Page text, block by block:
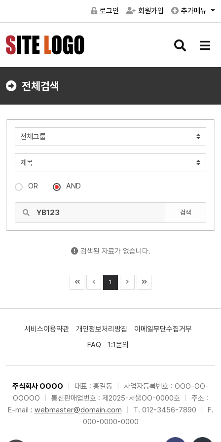
로그인 회원가입 추가메뉴
검
버
메
버
전체검색
OR AND
검색
검색된 자료가 없습니다.
1
서비스이용약관 개인정보처리방침
이메일무단수집거부
FAQ
1:1문의
주식회사 OOOO 대표 : 홍길동
사업자등록번호 : OOO-OO-
OOOOO
통신판매업번호 : 제2025-서울OO-0000호
주소 :
E-mail : webmaster@domain.com T. 012-3456-7890
F.
000-0000-0000